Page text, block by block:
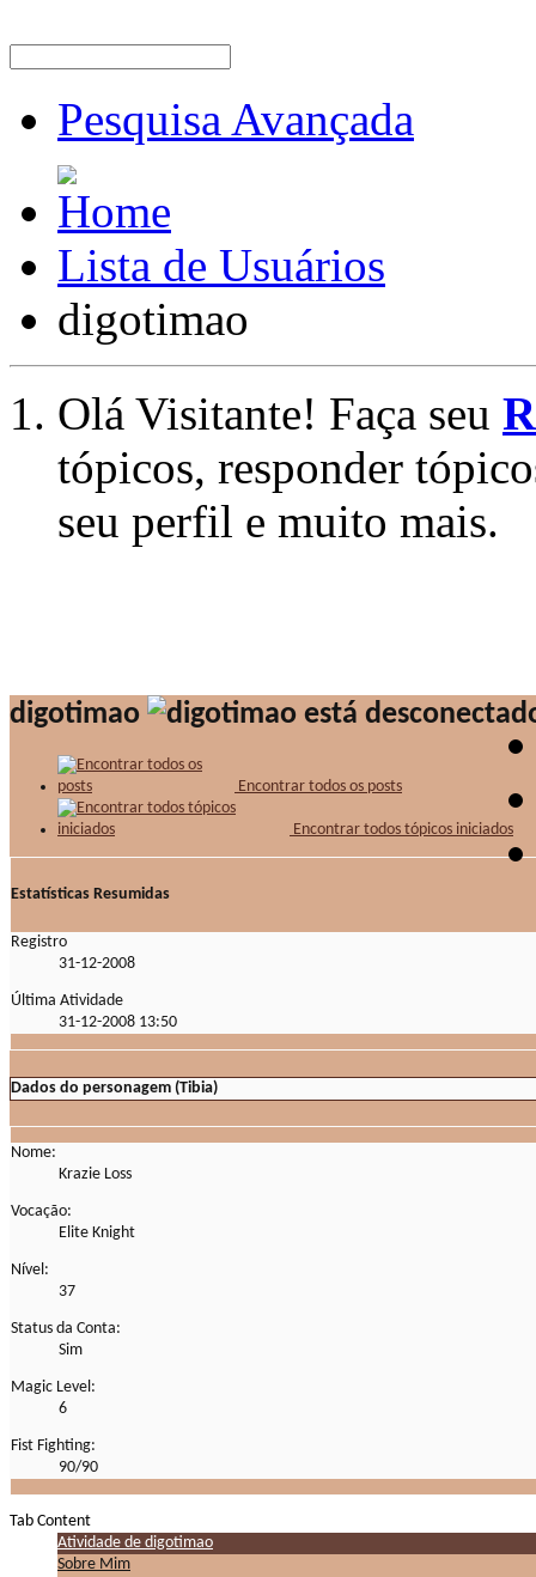
Pesquisa Avançada
Lista de Usuários
digotimao
Olá Visitante! Faça seu
tópicos, responder
seu perfil e muito mais.
digotimao
Encontrar todos os posts
Encontrar todos tópicos iniciados
Estatísticas Resumidas
Registro
31-12-2008
Última Atividade
31-12-2008 13:50
Dados do personagem (Tibia)
Nome:
Krazie Loss
Vocação:
Elite Knight
Nível:
37
Status da Conta:
Sim
Magic Level:
6
Fist Fighting:
90/90
Tab Content
Atividade de digotimao
Sobre Mim